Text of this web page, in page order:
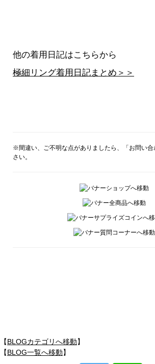
他の着用日記はこちらから
極細リング着用日記まとめ＞＞
※間違い、ご不明な点がありましたら、「お問い
さい。
【BLOGカテゴリへ移動】
【BLOG一覧へ移動】